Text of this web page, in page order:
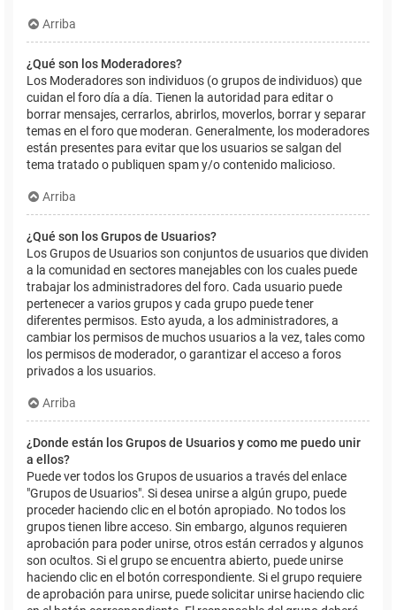
Arriba
¿Qué son los Moderadores?
Los Moderadores son individuos (o grupos de individuos) que
cuidan el foro día a día. Tienen la autoridad para editar o
borrar mensajes, cerrarlos, abrirlos, moverlos, borrar y separar
temas en el foro que moderan. Generalmente, los moderadores
están presentes para evitar que los usuarios se salgan del
tema tratado o publiquen spam y/o contenido malicioso.
Arriba
¿Qué son los Grupos de Usuarios?
Los Grupos de Usuarios son conjuntos de usuarios que dividen
a la comunidad en sectores manejables con los cuales puede
trabajar los administradores del foro. Cada usuario puede
pertenecer a varios grupos y cada grupo puede tener
diferentes permisos. Esto ayuda, a los administradores, a
cambiar los permisos de muchos usuarios a la vez, tales como
los permisos de moderador, o garantizar el acceso a foros
privados a los usuarios.
Arriba
¿Donde están los Grupos de Usuarios y como me puedo unir
a ellos?
Puede ver todos los Grupos de usuarios a través del enlace
"Grupos de Usuarios". Si desea unirse a algún grupo, puede
proceder haciendo clic en el botón apropiado. No todos los
grupos tienen libre acceso. Sin embargo, algunos requieren
aprobación para poder unirse, otros están cerrados y algunos
son ocultos. Si el grupo se encuentra abierto, puede unirse
haciendo clic en el botón correspondiente. Si el grupo requiere
de aprobación para unirse, puede solicitar unirse haciendo clic